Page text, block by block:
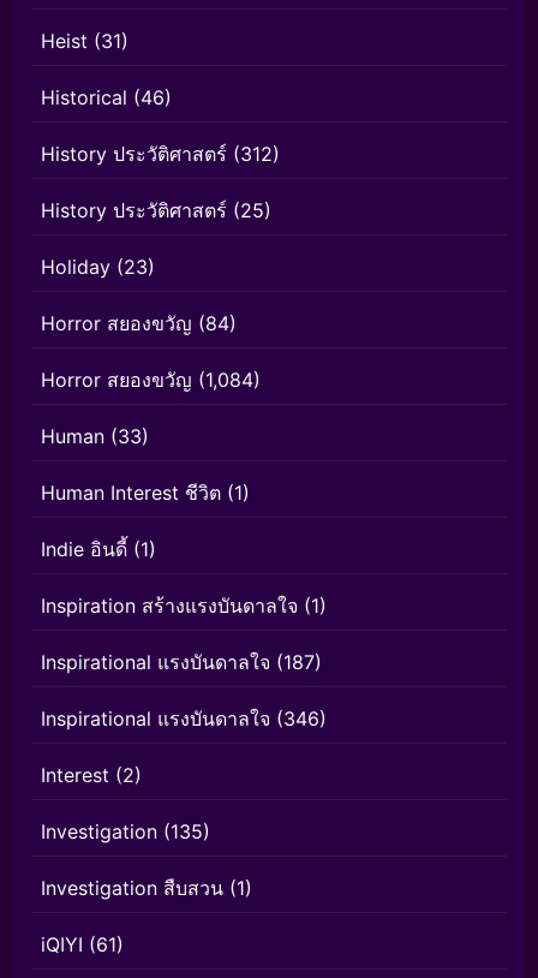
Heist (31)
Historical (46)
History ประวัติศาสตร์ (312)
History ประวัติศาสตร์ (25)
Holiday (23)
Horror สยองขวัญ (84)
Horror สยองขวัญ (1,084)
Human (33)
Human Interest ชีวิต (1)
Indie อินดี้ (1)
Inspiration สร้างแรงบันดาลใจ (1)
Inspirational แรงบันดาลใจ (187)
Inspirational แรงบันดาลใจ (346)
Interest (2)
Investigation (135)
Investigation สืบสวน (1)
iQIYI (61)